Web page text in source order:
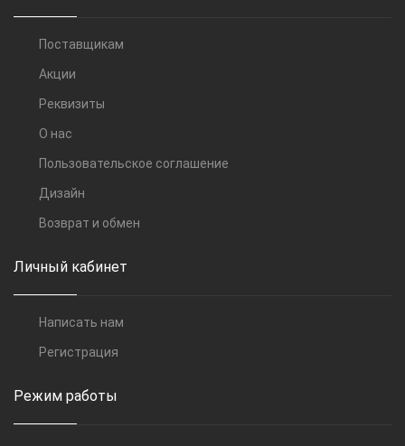
Поставщикам
Акции
Реквизиты
О нас
Пользовательское соглашение
Дизайн
Возврат и обмен
Личный кабинет
Написать нам
Регистрация
Режим работы